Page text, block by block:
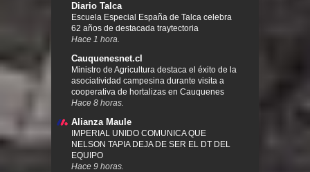
Diario Talca
Escuela Especial España de Talca celebra
62 años de destacada traytectoria
Hace 1 hora.
Cauquenesnet.cl
Ministro de Agricultura destaca el éxito de la
asociatividad campesina durante visita a
cooperativa de hortalizas en Cauquenes
Hace 8 horas.
Alianza Maule
IMPERIAL UNIDO COMUNICA QUE
NELSON TAPIA DEJA DE SER EL DT DEL
EQUIPO
Hace 9 horas.